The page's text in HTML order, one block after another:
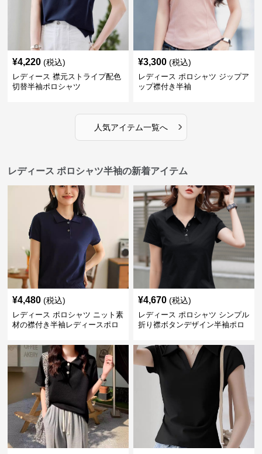
¥4,220 (税込)
レディース 襟元ストライプ配色
切替半袖ポロシャツ
¥3,300 (税込)
レディース ポロシャツ ジップア
ップ襟付き半袖
人気アイテム一覧へ ›
レディース ポロシャツ半袖の新着アイテム
¥4,480 (税込)
レディース ポロシャツ ニット素
材の襟付き半袖レディースポロ
¥4,670 (税込)
レディース ポロシャツ シンプル
折り襟ボタンデザイン半袖ポロ